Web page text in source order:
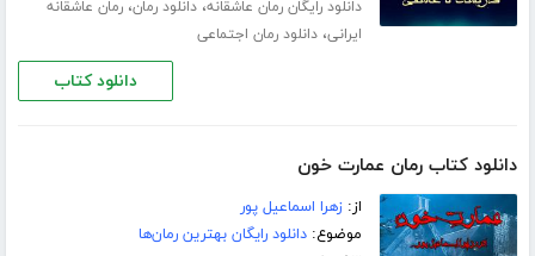
دانلود رایگان رمان عاشقانه،دانلود رمان،رمان عاشقانه
ایرانی،دانلود رمان اجتماعی
دانلود کتاب
دانلود کتاب رمان عمارت خون
از:زهرا اسماعیل پور
موضوع:دانلود رایگان بهترین رمان‌ها